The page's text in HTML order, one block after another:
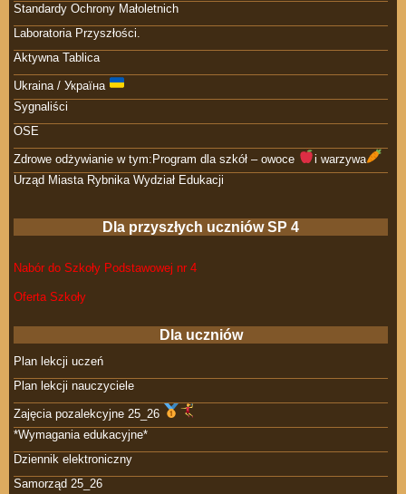
Standardy Ochrony Małoletnich
Laboratoria Przyszłości.
Aktywna Tablica
Ukraina / Україна
Sygnaliści
OSE
Zdrowe odżywianie w tym:Program dla szkół – owoce
i warzywa
Urząd Miasta Rybnika Wydział Edukacji
Dla przyszłych uczniów SP 4
Nabór do Szkoły Podstawowej nr 4
Oferta Szkoły
Dla uczniów
Plan lekcji uczeń
Plan lekcji nauczyciele
Zajęcia pozalekcyjne 25_26
*Wymagania edukacyjne*
Dziennik elektroniczny
Samorząd 25_26